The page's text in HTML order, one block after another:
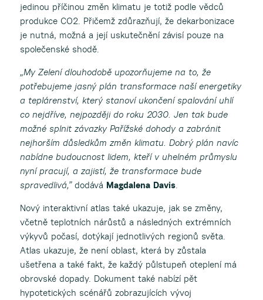
jedinou příčinou změn klimatu je totiž podle vědců
produkce CO2. Přičemž zdůrazňují, že dekarbonizace
je nutná, možná a její uskutečnění závisí pouze na
společenské shodě.
„My Zelení dlouhodobě upozorňujeme na to, že
potřebujeme jasný plán transformace naší energetiky
a teplárenství, který stanoví ukončení spalování uhlí
co nejdříve, nejpozději do roku 2030. Jen tak bude
možné splnit závazky Pařížské dohody a zabránit
nejhorším důsledkům změn klimatu. Dobrý plán navíc
nabídne budoucnost lidem, kteří v uhelném průmyslu
nyní pracují, a zajistí, že transformace bude
spravedlivá,”dodává Magdalena Davis.
Nový interaktivní atlas také ukazuje, jak se změny,
včetně teplotních nárůstů a následných extrémních
výkyvů počasí, dotýkají jednotlivých regionů světa.
Atlas ukazuje, že není oblast, která by zůstala
ušetřena a také fakt, že každý půlstupeň oteplení má
obrovské dopady. Dokument také nabízí pět
hypotetických scénářů zobrazujících vývoj